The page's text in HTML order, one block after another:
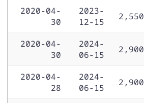
2020-04-
30
2023-
12-15
2,550
2020-04-
30
2024-
06-15
2,900
2020-04-
28
2024-
06-15
2,900